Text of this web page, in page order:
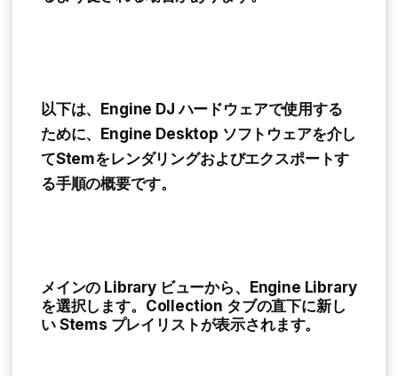
以下は、Engine DJ ハードウェアで使用する
ために、Engine Desktop ソフトウェアを介し
てStemをレンダリングおよびエクスポートす
る手順の概要です。
メインの Libraryビューから、
Engine Library
を選択します。 Collection タブの直下に新し
い Stems プレイリストが表示されます。